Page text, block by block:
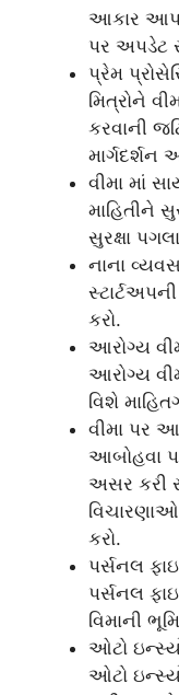
આકાર
પર અપડેટ
પ્રેમ
મિત્રોને
કરવાની
માર્ગદર્શન
વીમા માં
માહિતીને
સુરક્ષા
નાના
કરો.
આરોગ્ય
આરોગ્ય
વિશે
વીમા પર
આબોહવા
અસર કરી
કરો.
પર્સનલ
પર્સનલ
વિમાની
ઓટો
ઓટો